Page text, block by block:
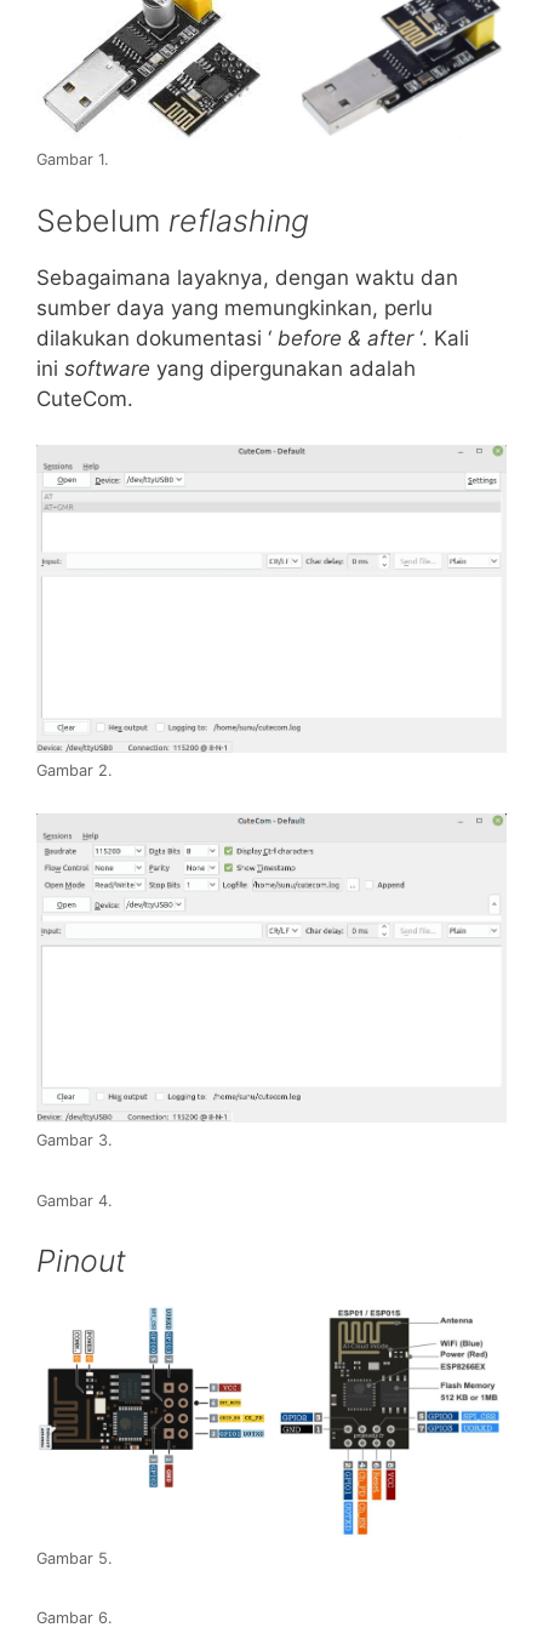
Gambar 1.
Sebelum reflashing
Sebagaimana layaknya, dengan waktu dan
sumber daya yang memungkinkan, perlu
dilakukan dokumentasi ‘ before & after ‘. Kali
ini software yang dipergunakan adalah
CuteCom.
Gambar 2.
Gambar 3.
Gambar 4.
Pinout
Gambar 5.
Gambar 6.